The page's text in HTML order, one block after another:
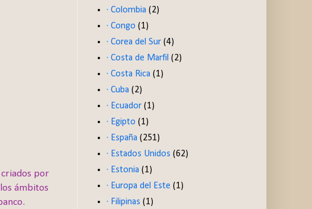
por
ámbitos
· Colombia (2)
· Congo (1)
· Corea del Sur (4)
· Costa de Marfil (2)
· Costa Rica (1)
· Cuba (2)
· Ecuador (1)
· Egipto (1)
· España (251)
· Estados Unidos (62)
· Estonia (1)
· Europa del Este (1)
· Filipinas (1)